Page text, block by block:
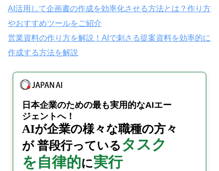
AI活用して企画書の作成を効率化させる方法とは？作り方
やおすすめツールをご紹介
営業資料の作り方を解説！AIで刺さる提案資料を効率的に
作成する方法を解説
日本企業のための最も実用的なAIエー
ジェントへ！
AIが企業の様々な職種の方々
が普段行っている タスク
を自律的に実行